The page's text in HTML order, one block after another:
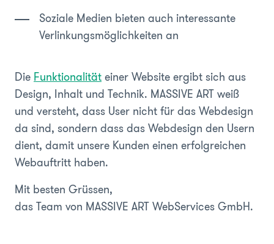
Soziale Medien bieten auch interessante
Verlinkungsmöglichkeiten an
Die Funktionalitäteiner Website ergibt sich aus
Design, Inhalt und Technik. MASSIVE ART weiß
und versteht, dass User nicht für das Webdesign
da sind, sondern dass das Webdesign den Usern
dient, damit unsere Kunden einen erfolgreichen
Webauftritt haben.
Mit besten Grüssen,
das Team von MASSIVE ART WebServices GmbH.